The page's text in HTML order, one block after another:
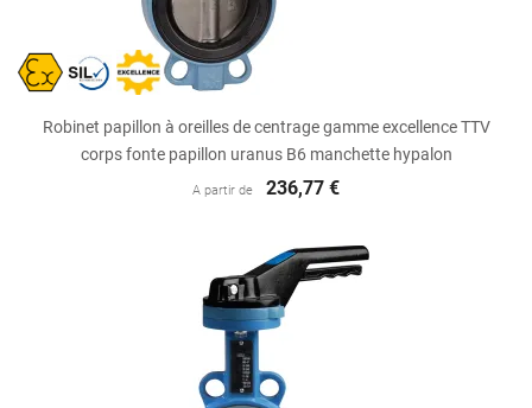
Robinet papillon à oreilles de centrage gamme excellence TTV
corps fonte papillon uranus B6 manchette hypalon
A partir de 236,77 €